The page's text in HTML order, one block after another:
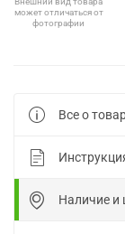
может отличаться от
фотографии
Все о
Наличие и